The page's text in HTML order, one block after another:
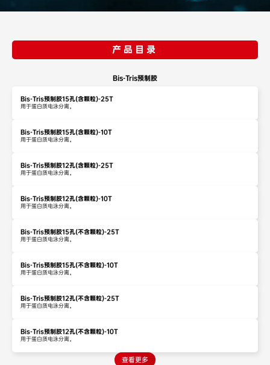
产品目录
Bis-Tris预制胶
Bis-Tris预制胶15孔(含颗粒)-25T
用于蛋白质电泳分离。
Bis-Tris预制胶15孔(含颗粒)-10T
用于蛋白质电泳分离。
Bis-Tris预制胶12孔(含颗粒)-25T
用于蛋白质电泳分离。
Bis-Tris预制胶12孔(含颗粒)-10T
用于蛋白质电泳分离。
Bis-Tris预制胶15孔(不含颗粒)-25T
用于蛋白质电泳分离。
Bis-Tris预制胶15孔(不含颗粒)-10T
用于蛋白质电泳分离。
Bis-Tris预制胶12孔(不含颗粒)-25T
用于蛋白质电泳分离。
Bis-Tris预制胶12孔(不含颗粒)-10T
用于蛋白质电泳分离。
查看更多